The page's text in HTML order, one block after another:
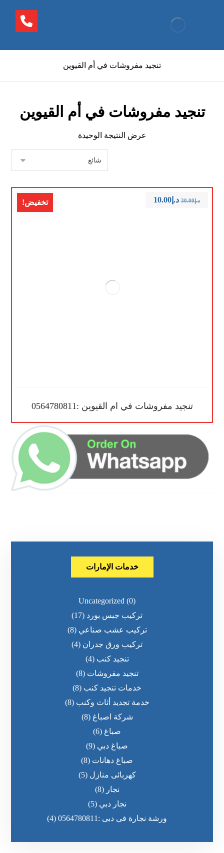
تنجيد مفروشات في أم القيوين
تنجيد مفروشات في أم القيوين
عرض النتيجة الوحيدة
تخفيض!
تنجيد مفروشات في ام القيوين :0564780811
د.إ30.00 د.إ10.00
خدمات الإمارات
Uncategorized (0)
تركيب جبس بورد (17)
تركيب عشب صناعي (8)
تركيب ورق جدران (4)
تنجيد كنب (4)
تنجيد مفروشات (8)
خدمات تنجيد كنب (8)
خدمة تجديد أثاث وكنب (8)
شركة اصباغ (8)
صباغ (6)
صباغ دبي (9)
صباغ دهانات (8)
كهربائى منازل (5)
نجار (8)
نجار دبي (5)
ورشة نجارة فى دبى :0564780811
(4)